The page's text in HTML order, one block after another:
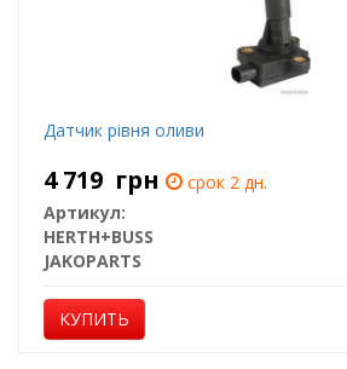
Датчик рівня оливи
4 719 грн
срок 2 дн.
Артикул:
HERTH+BUSS
JAKOPARTS
КУПИТЬ